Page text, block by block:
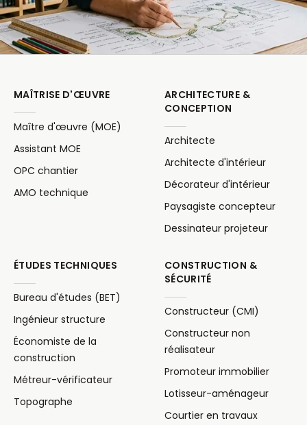
MAÎTRISE D'ŒUVRE
Maître d'œuvre (MOE)
Assistant MOE
OPC chantier
AMO technique
ARCHITECTURE &
CONCEPTION
Architecte
Architecte d'intérieur
Décorateur d'intérieur
Paysagiste concepteur
Dessinateur projeteur
ÉTUDES TECHNIQUES
Bureau d'études (BET)
Ingénieur structure
Économiste de la
construction
Métreur-vérificateur
Topographe
CONSTRUCTION &
SÉCURITÉ
Constructeur (CMI)
Constructeur non
réalisateur
Promoteur immobilier
Lotisseur-aménageur
Courtier en travaux